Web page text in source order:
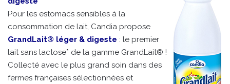
Pour les estomacs sensibles à la
consommation de lait, Candia propose
GrandLait® léger & digeste : le premier
lait sans lactose* de la gamme GrandLait® !
Collecté avec le plus grand soin dans des
fermes françaises sélectionnées et